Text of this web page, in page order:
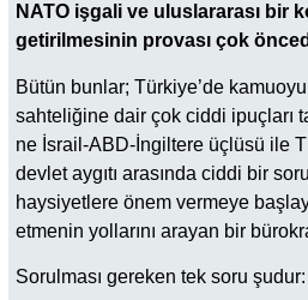
NATO işgali ve uluslararası bir
getirilmesinin provası çok
Bütün bunlar; Türkiye’de
sahteliğine dair çok ciddi ipuçları
ne İsrail-ABD-İngiltere üçlüsü ile
devlet aygıtı arasında ciddi bir
haysiyetlere önem vermeye
etmenin yollarını arayan bir
Sorulması gereken tek soru şudur: